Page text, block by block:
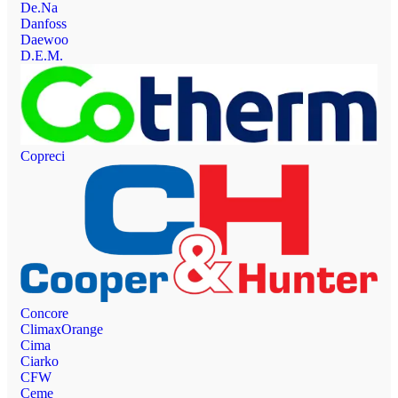
De.Na
Danfoss
Daewoo
D.E.M.
Copreci
Concore
ClimaxOrange
Cima
Ciarko
CFW
Ceme